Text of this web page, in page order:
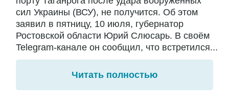
сил Украины (ВСУ), не получится. Об этом
заявил в пятницу, 10 июля, губернатор
Ростовской области Юрий Слюсарь. В своём
Telegram-канале он сообщил, что встретился...
Читать полностью